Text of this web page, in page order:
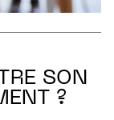
SON
?